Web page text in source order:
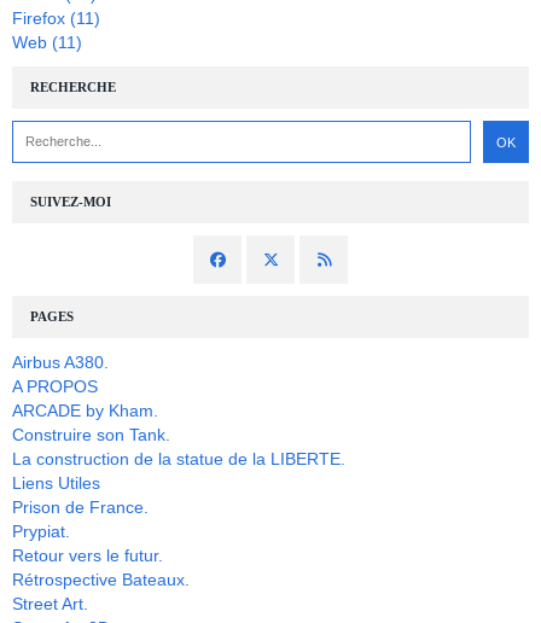
SUIVEZ-MOI
RECHERCHE
PAGES
Airbus A380.
A PROPOS
ARCADE by Kham.
Construire son Tank.
La construction de la statue de la LIBERTE.
Liens Utiles
Prison de France.
Prypiat.
Retour vers le futur.
Rétrospective Bateaux.
Street Art.
Firefox (11)
Web (11)